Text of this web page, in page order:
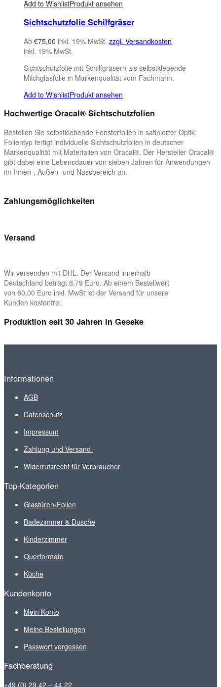
Add to WishlistProdukt ansehen
Sichtschutzfolie Schilfgräser
Ab €75,00 inkl. 19% MwSt. zzgl. Versandkosten
inkl. 19% MwSt.
Sichtschutzfolie mit Schilfgräsern als selbstklebende
Milchglasfolie in Markenqualität vom Fachmann.
Add to WishlistProdukt ansehen
Hochwertige Oracal® Sichtschutzfolien
Bestellen Sie selbstklebende Fensterfolien in satinierter Optik.
Folientyp fertigt individuelle Sichtschutzfolien in deutscher
Markenqualität mit Materialien von Oracal®. Der Hersteller Oracal®
gibt dabei eine Lebensdauer von sieben Jahren für Anwendungen
im Innen-, Außen- und Nassbereich an.
Zahlungsmöglichkeiten
Versand
Wir versenden mit DHL. Der Versand innerhalb
Deutschland beträgt 8,79 Euro. Ab einem Bestellwert
von 80,00 Euro inkl. MwSt ist der Versand für unsere
Kunden kostenfrei.
Produktion seit 30 Jahren in Geseke
Informationen
AGB
Datenschutz
Impressum
Zahlung und Versand
Widerrufsrecht für Verbraucher
Top-Kategorien
Glastüren-Folien
Badezimmer & Dusche
Kinderzimmer
Querformate
Küche
Kundenkonto
Mein Konto
Meine Bestellungen
Passwort vergessen
Fachberatung
+49 (0) 29 42 – 44 22